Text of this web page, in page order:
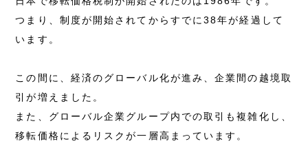
つまり、制度が開始されてからすでに38年が経過して
います。
この間に、経済のグローバル化が進み、企業間の越境取
引が増えました。
また、グローバル企業グループ内での取引も複雑化し、
移転価格によるリスクが一層高まっています。